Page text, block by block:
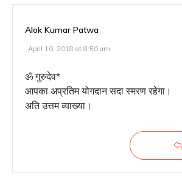
Alok Kumar Patwa
April 10, 2018 at 8:50 am
ॐ गुरुदेव*
आपका अप्रतिम योगदान सदा स्मरण रहेगा।
अति उत्तम व्याख्या।